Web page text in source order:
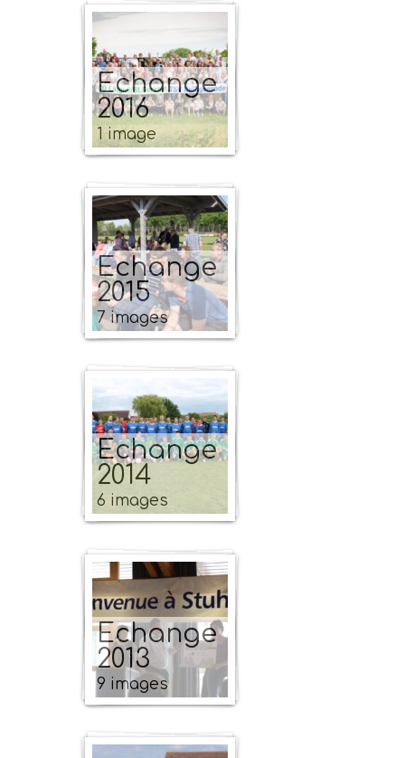
Echange
2016
1 image
Echange
2015
7 images
Echange
2014
6 images
Echange
2013
9 images